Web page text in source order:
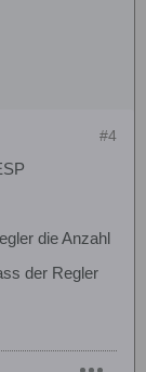
#4
die Anzahl
der Regler